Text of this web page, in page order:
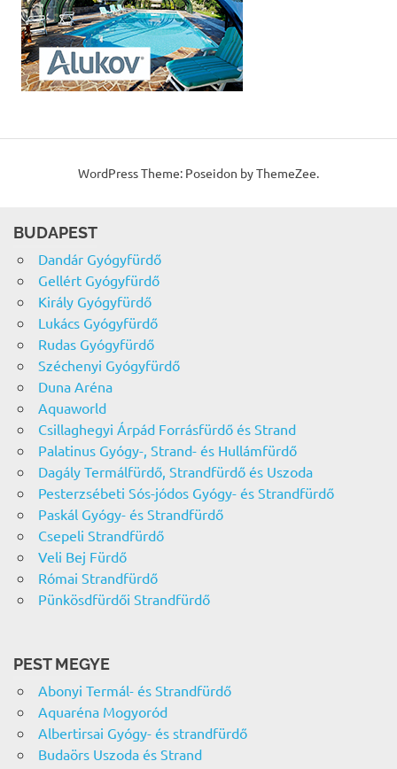
WordPress Theme: Poseidon by ThemeZee.
BUDAPEST
Dandár Gyógyfürdő
Gellért Gyógyfürdő
Király Gyógyfürdő
Lukács Gyógyfürdő
Rudas Gyógyfürdő
Széchenyi Gyógyfürdő
Duna Aréna
Aquaworld
Csillaghegyi Árpád Forrásfürdő és Strand
Palatinus Gyógy-, Strand- és Hullámfürdő
Dagály Termálfürdő, Strandfürdő és Uszoda
Pesterzsébeti Sós-jódos Gyógy- és Strandfürdő
Paskál Gyógy- és Strandfürdő
Csepeli Strandfürdő
Veli Bej Fürdő
Római Strandfürdő
Pünkösdfürdői Strandfürdő
PEST MEGYE
Abonyi Termál- és Strandfürdő
Aquaréna Mogyoród
Albertirsai Gyógy- és strandfürdő
Budaörs Uszoda és Strand